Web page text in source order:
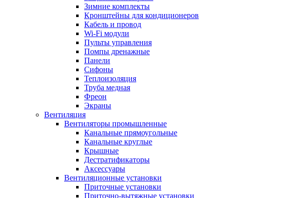
Зимние комплекты
Кронштейны для кондиционеров
Кабель и провод
Wi-Fi модули
Пульты управления
Помпы дренажные
Панели
Сифоны
Теплоизоляция
Труба медная
Фреон
Экраны
Вентиляция
Вентиляторы промышленные
Канальные прямоугольные
Канальные круглые
Крышные
Дестратификаторы
Аксессуары
Вентиляционные установки
Приточные установки
Приточно-вытяжные установки